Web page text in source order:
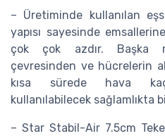
– Üretiminde kullanılan
yapısı sayesinde
çok çok azdır. Başka
çevresinden ve hücrelerin
kısa sürede hava
kullanılabilecek sağlamlıkta
– Star Stabil-Air 7.5cm